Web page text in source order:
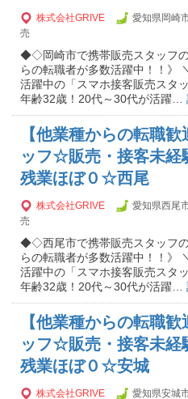
株式会社GRIVE 愛知県岡崎
売
◆◇岡崎市で携帯販売スタッフ
らの転職者が多数活躍中！！》
活躍中の「スマホ接客販売スタ
年齢32歳！20代～30代が活躍…
【他業種からの転職
ッフ☆販売・接客未経
残業ほぼ０☆西尾
株式会社GRIVE 愛知県西尾
売
◆◇西尾市で携帯販売スタッフ
らの転職者が多数活躍中！！》
活躍中の「スマホ接客販売スタ
年齢32歳！20代～30代が活躍…
【他業種からの転職
ッフ☆販売・接客未経
残業ほぼ０☆安城
株式会社GRIVE 愛知県安城